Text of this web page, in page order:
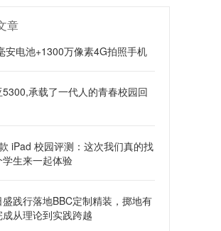
章
安电池+1300万像素4G拍照手机
承载了一代人的青春校园回
iPad 校园评测：这次我们真的找
学生来一起体验
盛践行落地BBC定制精装，掷地有
从理论到实践跨越